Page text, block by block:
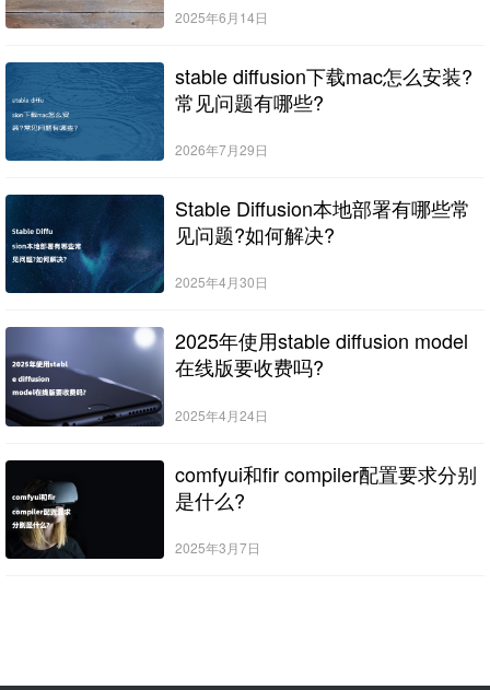
2025年6月14日
stable diffusion下载mac怎么安装?
常见问题有哪些?
2026年7月29日
Stable Diffusion本地部署有哪些常
见问题?如何解决?
2025年4月30日
2025年使用stable diffusion model
在线版要收费吗?
2025年4月24日
comfyui和fir compiler配置要求分别
是什么?
2025年3月7日